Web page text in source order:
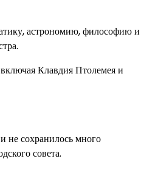
астрономию, философию и
Клавдия Птолемея и
не сохранилось много
совета.